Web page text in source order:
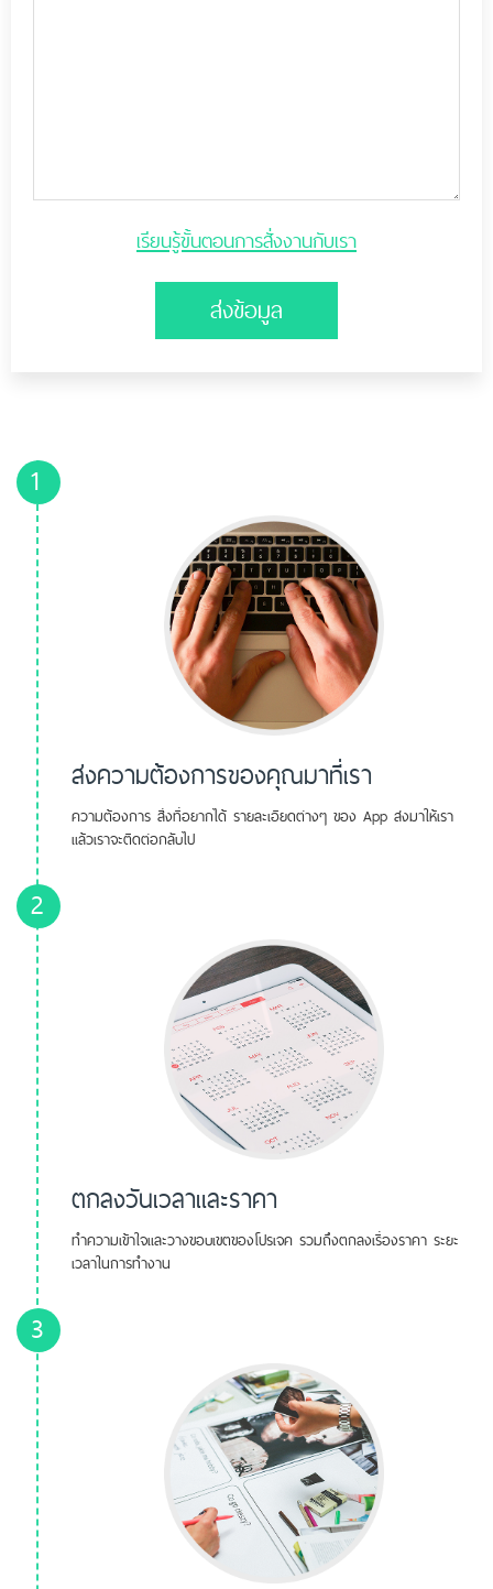
เรียนรู้ขั้นตอนการสั่งงานกับเรา
ส่งข้อมูล
1
ส่งความต้องการของคุณมาที่เรา
ความต้องการ สิ่งที่อยากได้ รายละเอียดต่างๆ ของ App ส่งมาให้เรา
แล้วเราจะติดต่อกลับไป
2
ตกลงวันเวลาและราคา
ทำความเข้าใจและวางขอบเขตของโปรเจค รวมถึงตกลงเรื่องราคา ระยะ
เวลาในการทำงาน
3